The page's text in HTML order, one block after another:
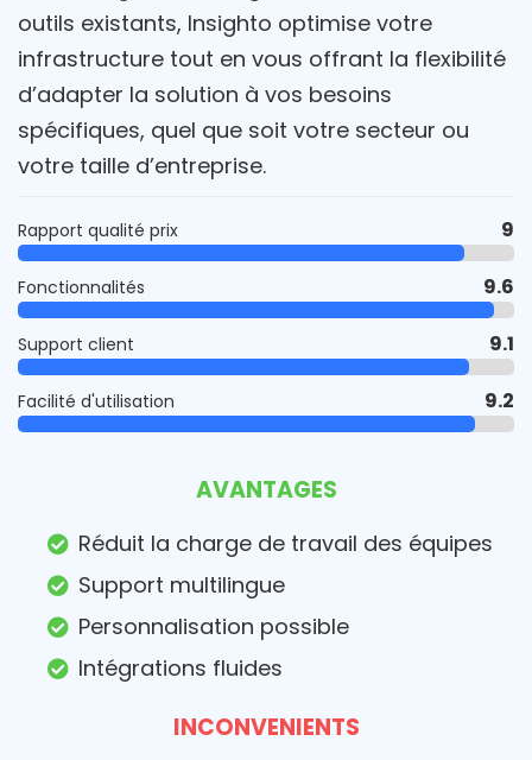
outils existants, Insighto optimise votre
infrastructure tout en vous offrant la flexibilité
d’adapter la solution à vos besoins
spécifiques, quel que soit votre secteur ou
votre taille d’entreprise.
Rapport qualité prix 9
Fonctionnalités 9.6
Support client 9.1
Facilité d'utilisation 9.2
AVANTAGES
Réduit la charge de travail des équipes
Support multilingue
Personnalisation possible
Intégrations fluides
INCONVENIENTS